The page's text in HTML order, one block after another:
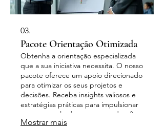
03.
Pacote Orientação Otimizada
Obtenha a orientação especializada
que a sua iniciativa necessita. O nosso
pacote oferece um apoio direcionado
para otimizar os seus projetos e
decisões. Receba insights valiosos e
estratégias práticas para impulsionar
os seus resultados e superar desafios.
Mostrar mais